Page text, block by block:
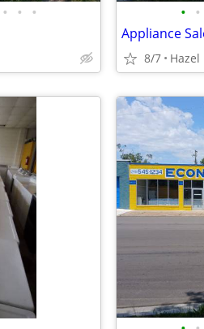
• • • • •
Appliance
8/7 Hazel